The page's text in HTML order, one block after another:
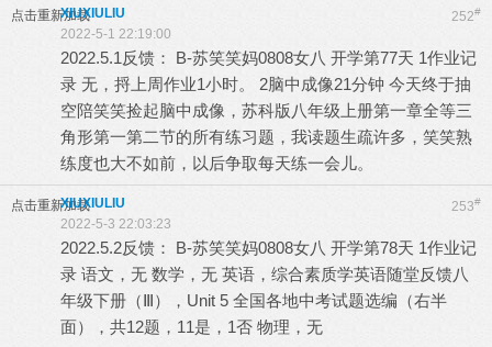
点击重新加载 252#
XIUXIULIU
2022-5-1 22:19:00
2022.5.1反馈： B-苏笑笑妈0808女八 开学第77天 1作业记
录 无，捋上周作业1小时。 2脑中成像21分钟 今天终于抽
空陪笑笑捡起脑中成像，苏科版八年级上册第一章全等三
角形第一第二节的所有练习题，我读题生疏许多，笑笑熟
练度也大不如前，以后争取每天练一会儿。
点击重新加载 253#
XIUXIULIU
2022-5-3 22:03:23
2022.5.2反馈： B-苏笑笑妈0808女八 开学第78天 1作业记
录 语文，无 数学，无 英语，综合素质学英语随堂反馈八
年级下册（Ⅲ），Unit 5 全国各地中考试题选编（右半
面），共12题，11是，1否 物理，无